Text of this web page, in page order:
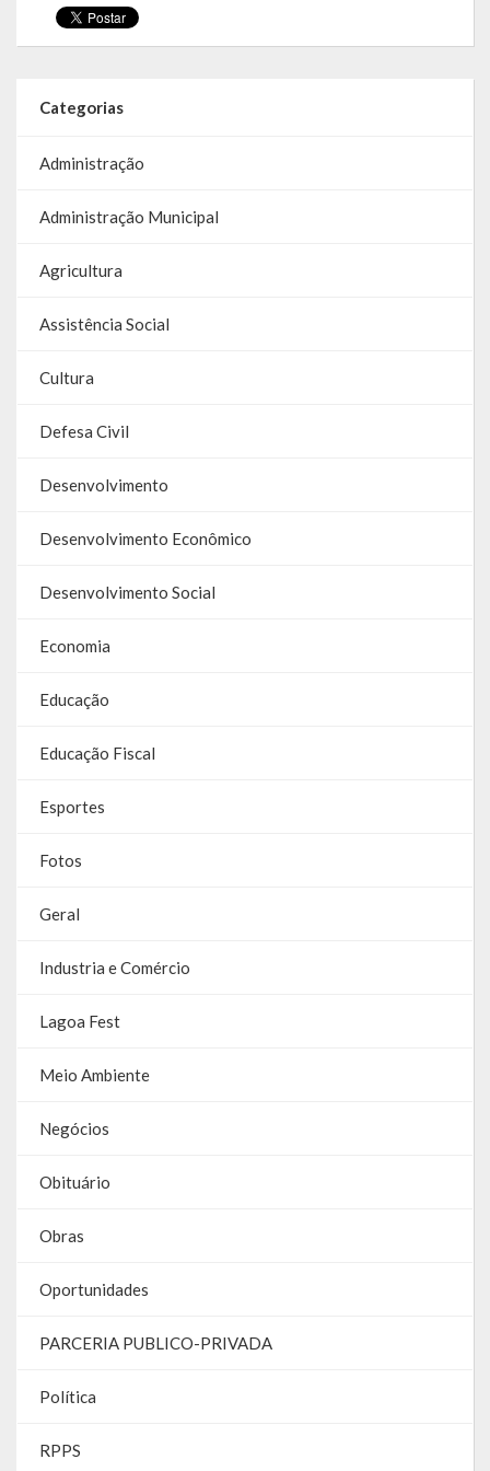
Galeria de Soberanas
Galeria de Fotos
Vídeos
Programas
Publicações
Covid 19
Relatório Anual de Gestão
Editais de Concursos/Processos Seletivos
Editais de Licitações
LicitaCon Cidadão
Lei Municipal
Parcerias – LEI 13.019/2014
RGF
RPPS
Apresentação
Portal da Transparência
Categorias
Administração
Administração Municipal
Agricultura
Assistência Social
Cultura
Defesa Civil
Desenvolvimento
Desenvolvimento Econômico
Desenvolvimento Social
Economia
Educação
Educação Fiscal
Esportes
Fotos
Geral
Industria e Comércio
Lagoa Fest
Meio Ambiente
Negócios
Obituário
Obras
Oportunidades
PARCERIA PUBLICO-PRIVADA
Política
RPPS